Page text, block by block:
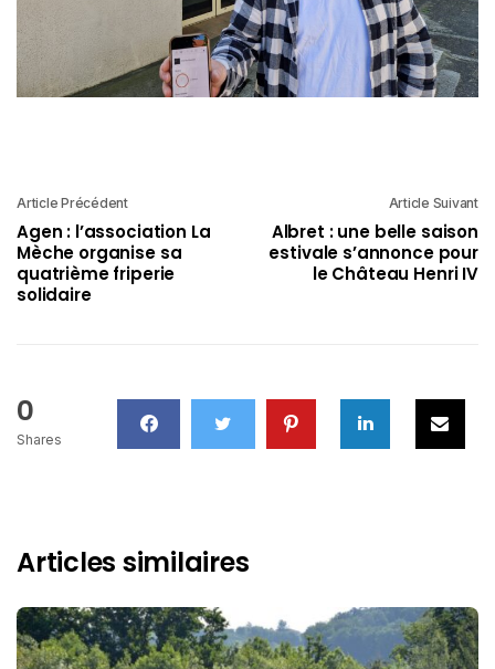
Article Précédent
Agen : l’association La
Mèche organise sa
quatrième friperie
solidaire
Article Suivant
Albret : une belle saison
estivale s’annonce pour
le Château Henri IV
0
Shares
Articles similaires